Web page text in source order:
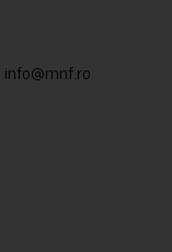
info@mnf.ro